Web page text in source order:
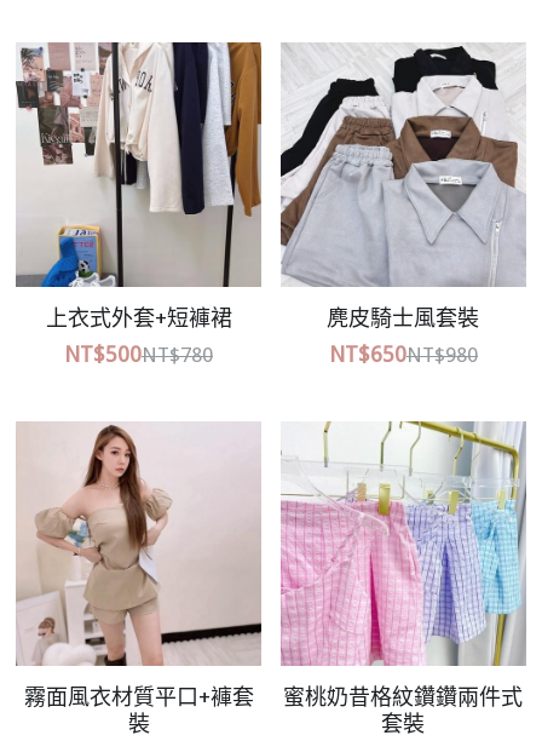
上衣式外套+短褲裙
NT$500NT$780
麂皮騎士風套裝
NT$650NT$980
霧面風衣材質平口+褲套
裝
蜜桃奶昔格紋鑽鑽兩件式
套裝